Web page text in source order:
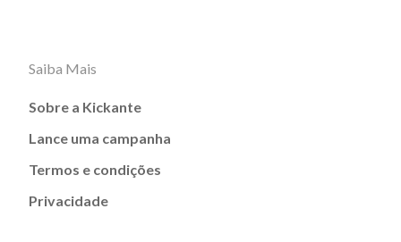
Saiba Mais
Sobre a Kickante
Lance uma campanha
Termos e condições
Privacidade